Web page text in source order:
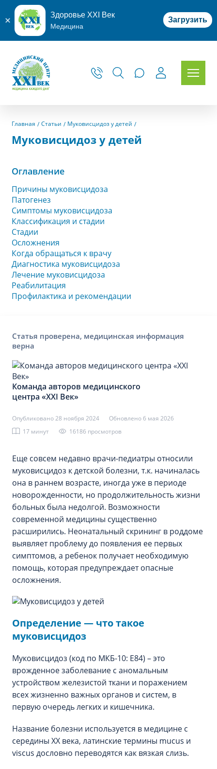
Здоровье XXI Век
Медицина
Загрузить
Главная Статьи Муковисцидоз у детей
Муковисцидоз у детей
Оглавление
Причины муковисцидоза
Патогенез
Симптомы муковисцидоза
Классификация и стадии
Стадии
Осложнения
Когда обращаться к врачу
Диагностика муковисцидоза
Лечение муковисцидоза
Реабилитация
Профилактика и рекомендации
Статья проверена, медицинская информация
верна
Команда авторов медицинского
центра «XXI Век»
Опубликовано 28 ноября 2024
Обновлено 6 мая 2026
17 минут
16186 просмотров
Еще совсем недавно врачи-педиатры относили
муковисцидоз к детской болезни, т.к. начиналась
она в раннем возрасте, иногда уже в периоде
новорожденности, но продолжительность жизни
больных была недолгой. Возможности
современной медицины существенно
расширились. Неонатальный скрининг в роддоме
выявляет проблему до появления ее первых
симптомов, а ребенок получает необходимую
помощь, которая предупреждает опасные
осложнения.
Определение — что такое
муковисцидоз
Муковисцидоз (код по МКБ-10: Е84) – это
врожденное заболевание с аномальным
устройством железистой ткани и поражением
всех жизненно важных органов и систем, в
первую очередь легких и кишечника.
Название болезни используется в медицине с
середины ХХ века, латинские термины mucus и
viscus дословно переводятся как вязкая слизь.